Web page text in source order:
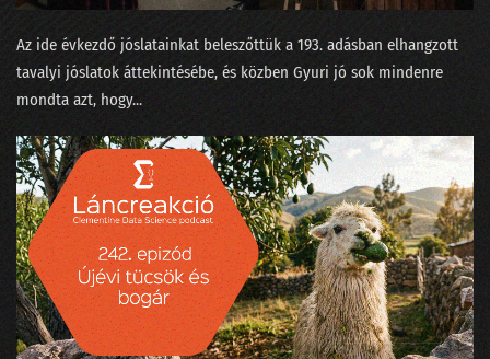
20. Ne mássz fára, mert elüt a villamos
19. Szárnyalj szabadon, szép adattudósom!
18. Magyarázzuk az MI bizonyítványát
17. Nekünk minden egyformán popzene?
16. A falevél-számlálás hitelesítése és a Coelho-i mosoly
15. Gólok, árvizek és lórúgások
14. A hangok a nadrágzsebünkben mindent tudnak az a4-es méretéről
Az ide évkezdő jóslatainkat beleszőttük a 193. adásban elhangzott
tavalyi jóslatok áttekintésébe, és közben Gyuri jó sok mindenre
mondta azt, hogy...